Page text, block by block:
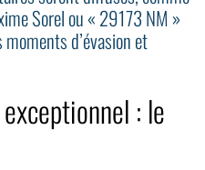
Sorel ou « 29173 NM »
d’évasion et
: le